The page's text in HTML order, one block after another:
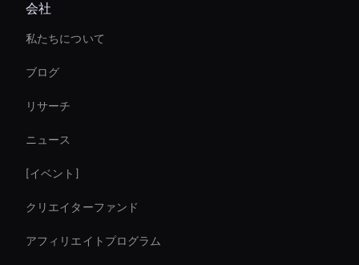
Ai Avatar Live Chat
AI フェイススワップツール
Enterprise Solutions For Ai Avatars
Financial Services Ai Avatar
Live Streaming Avatar
Virtual Events Ai Avatar
Live Cam Ai Avatar
会社
私たちについて
ブログ
リサーチ
ニュース
[イベント]
クリエイターファンド
アフィリエイトプログラム